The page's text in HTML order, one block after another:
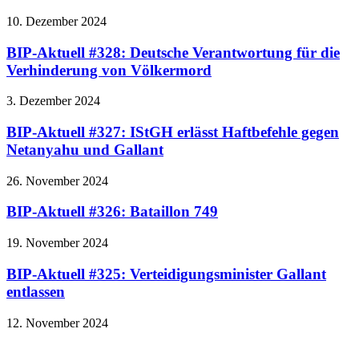
10. Dezember 2024
BIP-Aktuell #328: Deutsche Verantwortung für die
Verhinderung von Völkermord
3. Dezember 2024
BIP-Aktuell #327: IStGH erlässt Haftbefehle gegen
Netanyahu und Gallant
26. November 2024
BIP-Aktuell #326: Bataillon 749
19. November 2024
BIP-Aktuell #325: Verteidigungsminister Gallant
entlassen
12. November 2024